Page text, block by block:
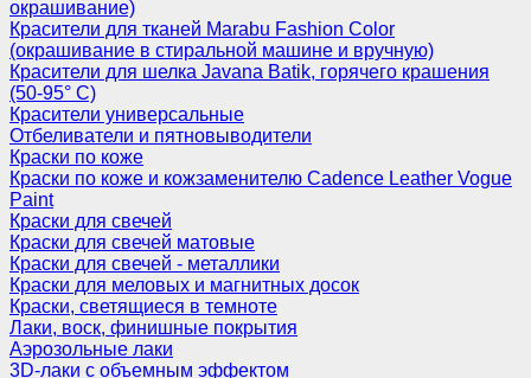
окрашивание)
Красители для тканей Marabu Fashion Color
(окрашивание в стиральной машине и вручную)
Красители для шелка Javana Batik, горячего крашения
(50-95° С)
Красители универсальные
Отбеливатели и пятновыводители
Краски по коже
Краски по коже и кожзаменителю Cadence Leather Vogue
Paint
Краски для свечей
Краски для свечей матовые
Краски для свечей - металлики
Краски для меловых и магнитных досок
Краски, светящиеся в темноте
Лаки, воск, финишные покрытия
Аэрозольные лаки
3D-лаки с объемным эффектом